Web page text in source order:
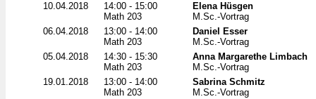
10.04.2018
14:00 - 15:00
Math 203
Elena Hüsgen
M.Sc.-Vortrag
06.04.2018
13:00 - 14:00
Math 203
Daniel Esser
M.Sc.-Vortrag
05.04.2018
14:30 - 15:30
Math 203
Anna Margarethe Limbach
M.Sc.-Vortrag
19.01.2018
13:00 - 14:00
Math 203
Sabrina Schmitz
M.Sc.-Vortrag